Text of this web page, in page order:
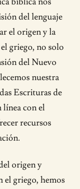
del lenguaje
el origen y la
griego, no solo
del Nuevo
nuestra
Escrituras de
línea con el
recursos
origen y
el griego, hemos